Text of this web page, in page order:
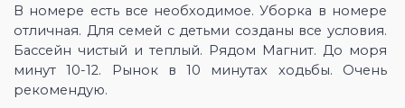
В номере есть все необходимое. Уборка в номере
отличная. Для семей с детьми созданы все условия.
Бассейн чистый и теплый. Рядом Магнит. До моря
минут 10-12. Рынок в 10 минутах ходьбы. Очень
рекомендую.